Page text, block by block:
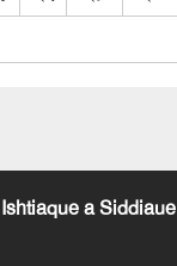
Ishtiaque a Siddiaue